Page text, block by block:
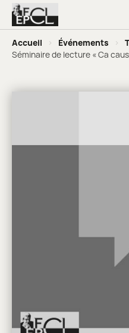
Accueil > Événements >
Séminaire de lecture « Ca